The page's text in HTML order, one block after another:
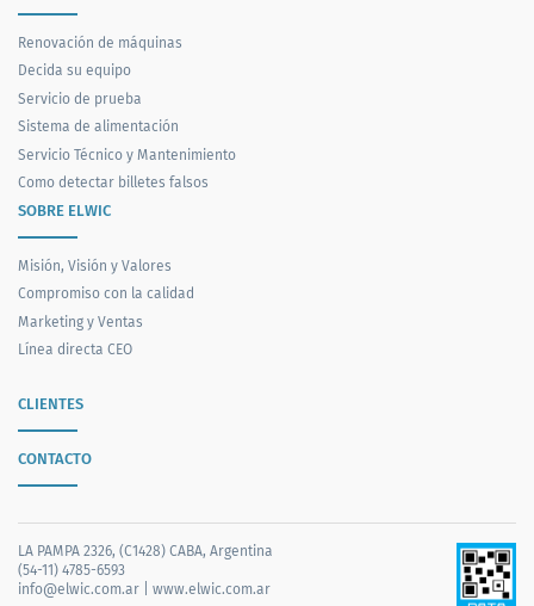
Renovación de máquinas
Decida su equipo
Servicio de prueba
Sistema de alimentación
Servicio Técnico y Mantenimiento
Como detectar billetes falsos
SOBRE ELWIC
Misión, Visión y Valores
Compromiso con la calidad
Marketing y Ventas
Línea directa CEO
CLIENTES
CONTACTO
LA PAMPA 2326, (C1428) CABA, Argentina
(54-11) 4785-6593
info@elwic.com.ar
www.elwic.com.ar